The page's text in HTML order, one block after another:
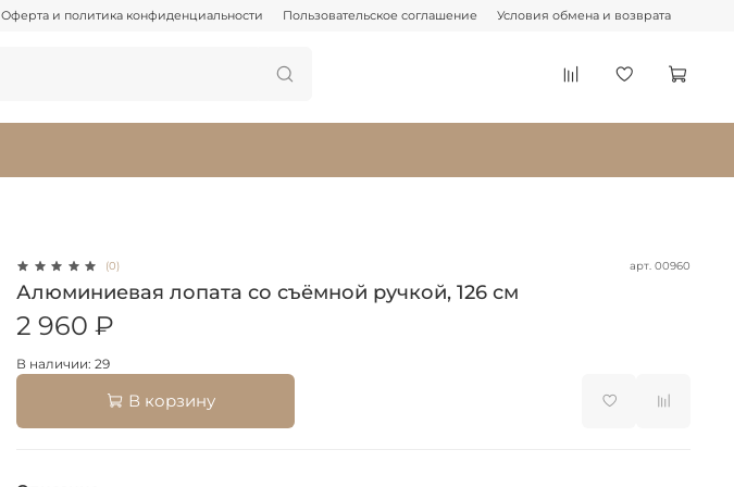
Оферта и политика конфиденциальности Пользовательское соглашение Условия обмена и возврата
(0) арт. 00960
Алюминиевая лопата со съёмной ручкой, 126 см
2 960 ₽
В наличии: 29
В корзину